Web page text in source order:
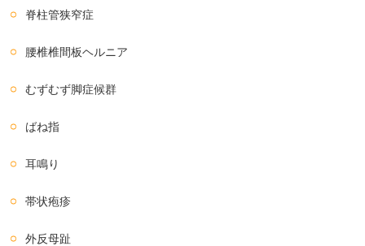
脊柱管狭窄症
腰椎椎間板ヘルニア
むずむず脚症候群
ばね指
耳鳴り
帯状疱疹
外反母趾